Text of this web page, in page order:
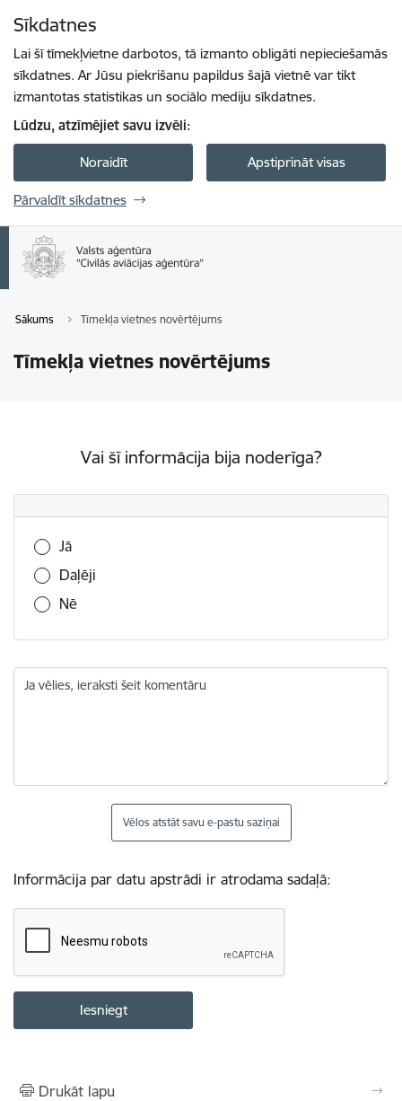
Sīkdatnes
Lai šī tīmekļvietne darbotos, tā izmanto obligāti nepieciešamās
sīkdatnes. Ar Jūsu piekrišanu papildus šajā vietnē var tikt
izmantotas statistikas un sociālo mediju sīkdatnes.
Lūdzu, atzīmējiet savu izvēli:
Noraidīt Apstiprināt visas
Pārvaldīt sīkdatnes
Sākums Tīmekļa vietnes novērtējums
Tīmekļa vietnes novērtējums
Vai šī informācija bija noderīga?
Vai šī informācija bija noderīga?
Jā
Daļēji
Nē
Ja vēlies, ieraksti šeit komentāru
Vēlos atstāt savu e-pastu saziņai
Informācija par datu apstrādi ir atrodama sadaļā:
Drukāt lapu